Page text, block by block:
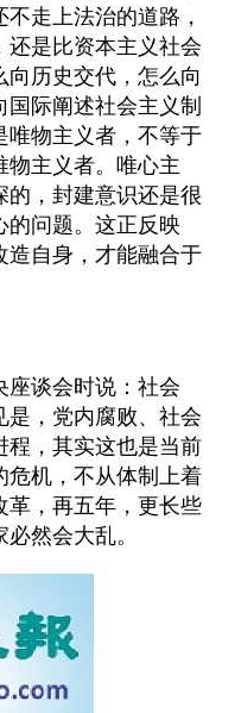
走上法治的道路，
还是比资本主义社会
历史交代，怎么向
际阐述社会主义制
唯物主义者，不等于
物主义者。唯心主
的，封建意识还是很
的问题。这正反映
造自身，才能融合于
座谈会时说：社会
是，党内腐败、社会
程，其实这也是当前
危机，不从体制上着
革，再五年，更长些
然会大乱。